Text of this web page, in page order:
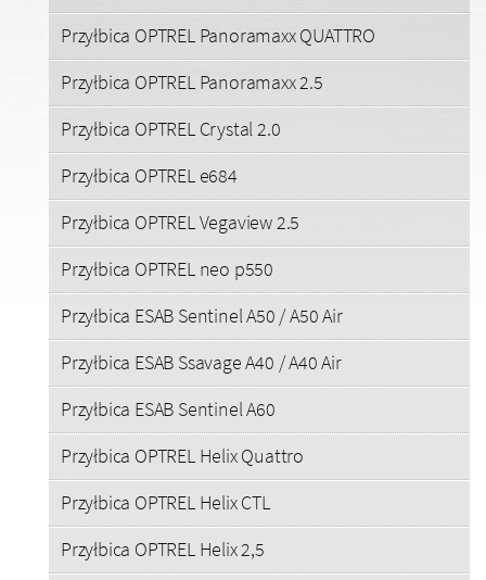
Przyłbica OPTREL Panoramaxx QUATTRO
Przyłbica OPTREL Panoramaxx 2.5
Przyłbica OPTREL Crystal 2.0
Przyłbica OPTREL e684
Przyłbica OPTREL Vegaview 2.5
Przyłbica OPTREL neo p550
Przyłbica ESAB Sentinel A50 / A50 Air
Przyłbica ESAB Ssavage A40 / A40 Air
Przyłbica ESAB Sentinel A60
Przyłbica OPTREL Helix Quattro
Przyłbica OPTREL Helix CTL
Przyłbica OPTREL Helix 2,5